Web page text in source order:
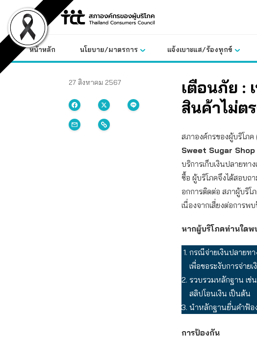
content
หน้าหลัก นโยบาย/มาตรการ แจ้งเบาะแส/ร้องทุกข์
27 สิงหาคม 2567
เตือนภัย :
สินค้าไม่ต
สภาองค์กรของผู้บริโภค
Sweet Sugar Shop
บริการเก็บเงินปลายทา
ซื้อ ผู้บริโภคจึงได้สอบถ
อกการติดต่อ สภาผู้บริโ
เนื่องจากเสี่ยงต่อการ
หากผู้บริโภคท่านใดพ
กรณีจ่ายเงินปลายท
เพื่อขอระงับการจ่ายเ
รวบรวมหลักฐาน เช่
สลิปโอนเงิน เป็นต้น
นำหลักฐานยื่นคำฟ้อ
การป้องกัน